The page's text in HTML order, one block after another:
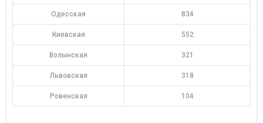
Одесская 834
Киевская 552
Волынская 321
Львовская 318
Ровенская 104